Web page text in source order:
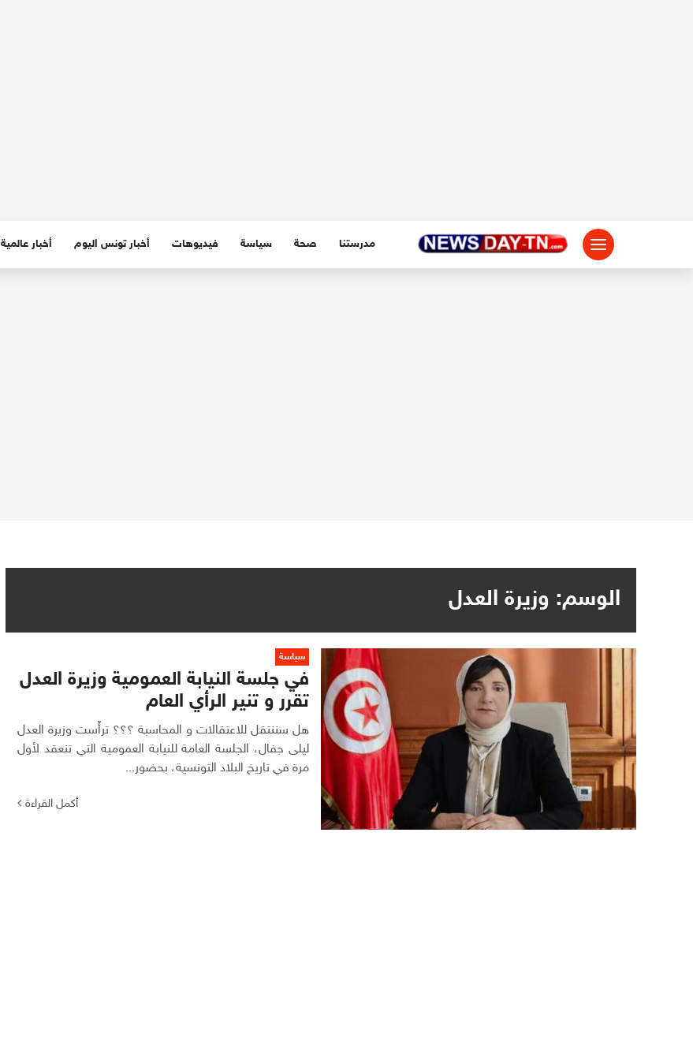
مدرستنا صحة سياسة فيديوهات أخبار تونس اليوم أخبار عالمية
الوسم: وزيرة العدل
سياسة
في جلسة النيابة العمومية وزيرة العدل
تقرر و تنير الرأي العام
هل سننتقل للاعتقالات و المحاسبة ؟؟؟ ترأّست وزيرة العدل
ليلى جفال، الجلسة العامة للنيابة العمومية التي تنعقد لأول
مرة في تاريخ البلاد التونسية، بحضور...
أكمل القراءة